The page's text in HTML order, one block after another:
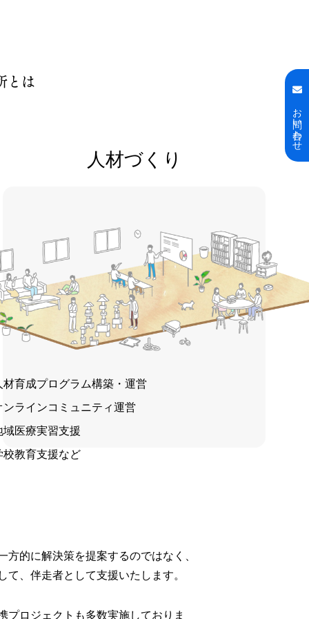
とは
人材づくり
育成プログラム構築・運営
ラインコミュニティ運営
医療実習支援
教育支援など
的に解決策を提案するのではなく、
、伴走者として支援いたします。
プロジェクトも多数実施しておりま
お問い合わせ